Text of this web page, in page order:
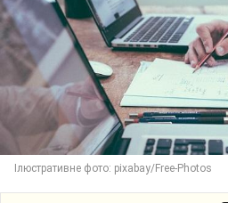
Ілюстративне фото: pixabay/Free-Photos